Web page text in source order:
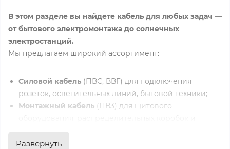
В этом разделе вы найдете кабель для любых задач —
от бытового электромонтажа до солнечных
электростанций.
Мы предлагаем широкий ассортимент:
Силовой кабель (ПВС, ВВГ) для подключения
розеток, осветительных линий, бытовой техники;
Монтажный кабель (ПВ3) для щитового
Солнечный кабель
Развернуть